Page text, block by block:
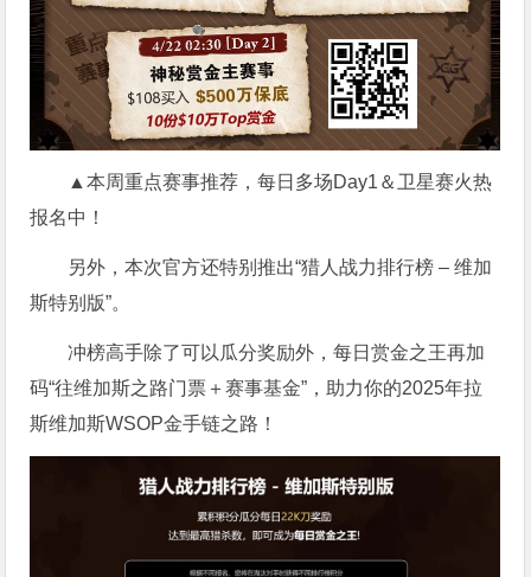
▲本周重点赛事推荐，每日多场Day1＆卫星赛火热
报名中！
另外，本次官方还特别推出“猎人战力排行榜 – 维加
斯特别版”。
冲榜高手除了可以瓜分奖励外，每日赏金之王再加
码“往维加斯之路门票＋赛事基金”，助力你的2025年拉
斯维加斯WSOP金手链之路！